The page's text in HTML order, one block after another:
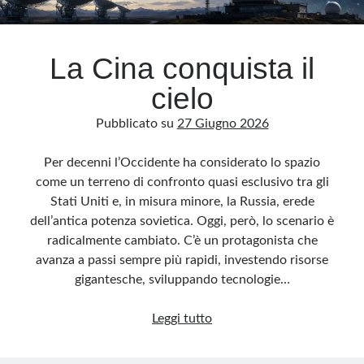
Archivio
Archivi
Questo blog non rappresenta una testata giornalistica, in quanto viene aggiornato
senza alcuna periodicità. Non può pertanto considerarsi un prodotto editoriale ai
sensi della legge n· 62 del 7.03.2001. L’autore non è responsabile di quanto
pubblicato dai lettori nei commenti ai vari post. Saranno comunque cancellati quelli
ritenuti offensivi o lesivi dell’immagine o dell’onorabilità di terzi, di genere spam,
razzisti o che contengano dati personali non conformi al rispetto delle norme sulla
diritti d’autore, vi invito a comunicarlo via e-mail a info[at]dinovalle.it e saranno
La Cina conquista il
cielo
Pubblicato su 27 Giugno 2026
Per decenni l’Occidente ha considerato lo spazio
come un terreno di confronto quasi esclusivo tra gli
Stati Uniti e, in misura minore, la Russia, erede
dell’antica potenza sovietica. Oggi, però, lo scenario è
radicalmente cambiato. C’è un protagonista che
avanza a passi sempre più rapidi, investendo risorse
gigantesche, sviluppando tecnologie…
Leggi tuttoLa